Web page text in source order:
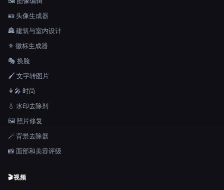
🪪 头像生成器
🏯 建筑与室内设计
⚜️ 徽标生成器
🎭 换脸
🖌️ 文字转图片
👩‍🎤 时尚
💧 水印去除剂
🖼️ 照片修复
🪄 背景去除器
📸 面部和美容评级
🎬视频